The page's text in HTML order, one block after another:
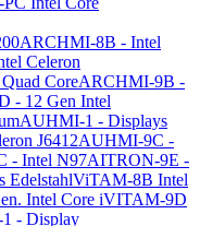
ARCHMI-8B - Intel
Celeron
CoreARCHMI-9B -
- 12 Gen Intel
AUHMI-1 - Displays
J6412AUHMI-9C -
- Intel N97AITRON-9E -
EdelstahlViTAM-8B Intel
Intel Core iVITAM-9D
- Display